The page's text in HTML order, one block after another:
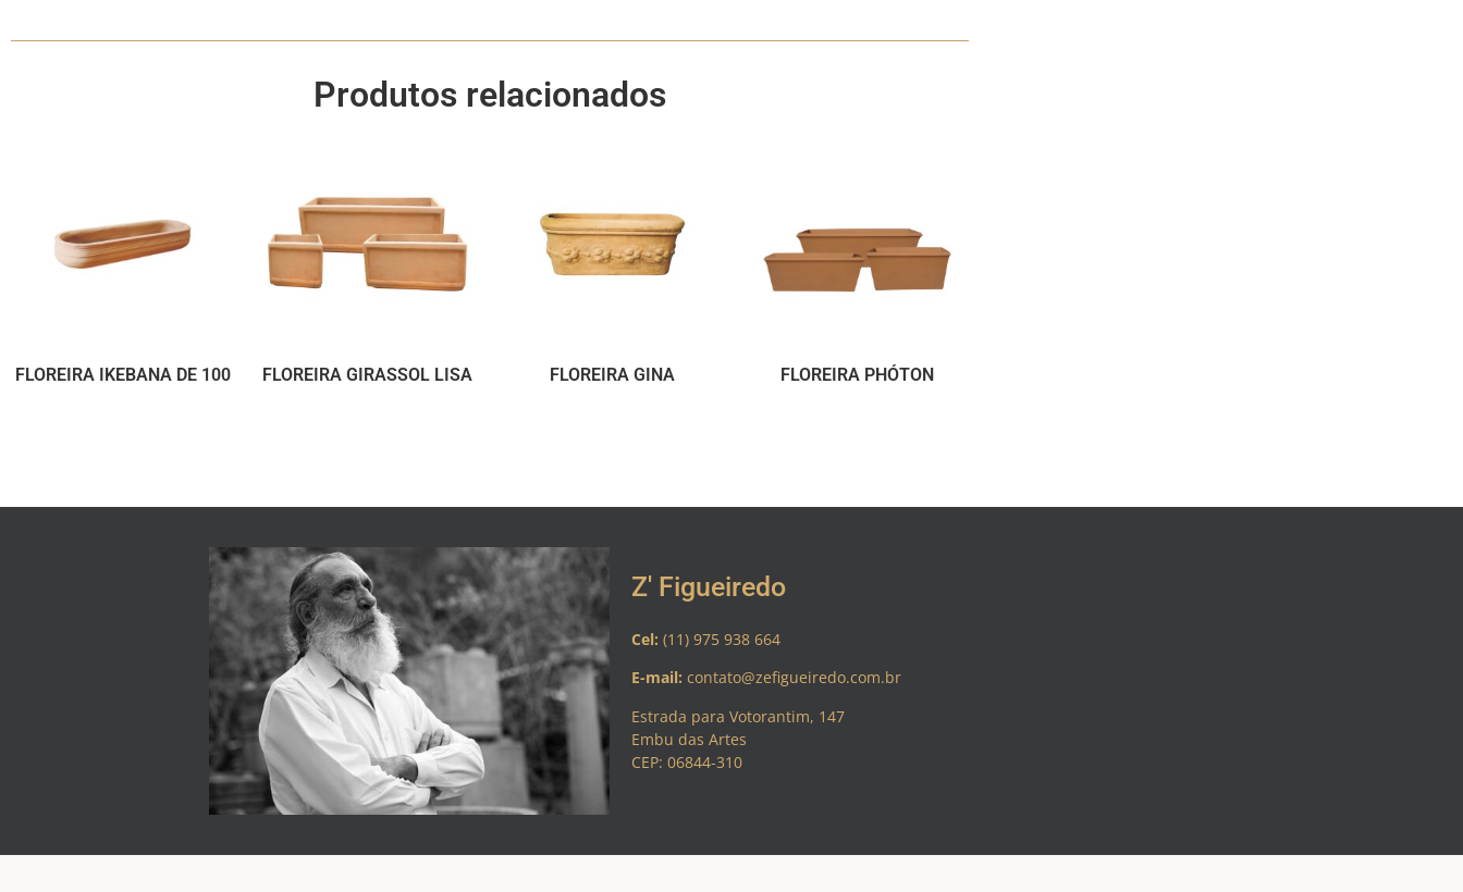
Produtos relacionados
FLOREIRA IKEBANA DE 100 FLOREIRA GIRASSOL LISA FLOREIRA GINA FLOREIRA PHÓTON
Z' Figueiredo
Cel: (11) 975 938 664
E-mail: contato@zefigueiredo.com.br
Estrada para Votorantim, 147
Embu das Artes
CEP: 06844-310